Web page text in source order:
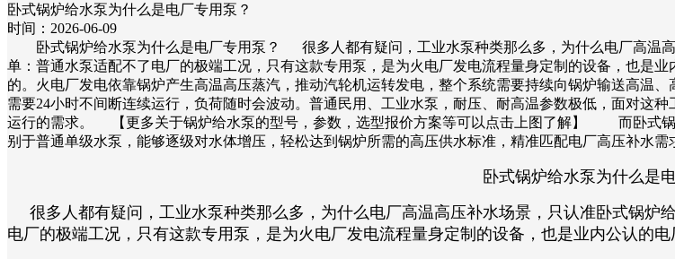
卧式锅炉给水泵为什么是电厂专用泵？
时间：2026-06-09
卧式锅炉给水泵为什么是电厂专用泵？ 很多人都有疑问，工业水泵种类那么多，为什么电厂高温高
单：普通水泵适配不了电厂的极端工况，只有这款专用泵，是为火电厂发电流程量身定制的设备，也
的。火电厂发电依靠锅炉产生高温高压蒸汽，推动汽轮机运转发电，整个系统需要持续向锅炉输送高温
需要24小时不间断连续运行，负荷随时会波动。普通民用、工业水泵，耐压、耐高温参数极低，面对这
运行的需求。​ 【更多关于锅炉给水泵的型号，参数，选型报价方案等可以点击上图了解】 而卧式锅
别于普通单级水泵，能够逐级对水体增压，轻松达到锅炉所需的高压供水标准，精准匹配电厂高压补水需
卧式锅炉给水泵为什么是电
很多人都有疑问，工业水泵种类那么多，为什么电厂高温高压补水场景，只认准卧式锅炉
电厂的极端工况，只有这款专用泵，是为火电厂发电流程量身定制的设备，也是业内公认的电